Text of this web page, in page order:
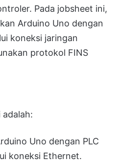
Pada jobsheet ini,
Arduino Uno dengan
koneksi jaringan
protokol FINS
Uno dengan PLC
koneksi Ethernet.